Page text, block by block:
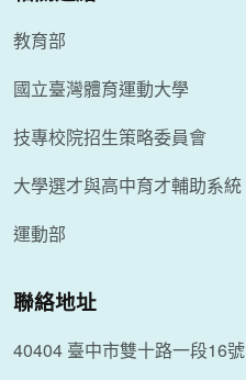
教育部
國立臺灣體育運動大學
技專校院招生策略委員會
大學選才與高中育才輔助系統
運動部
聯絡地址
40404 臺中市雙十路一段16號